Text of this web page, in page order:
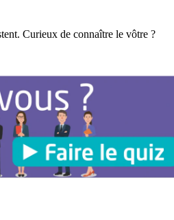
Curieux de connaître le vôtre ?